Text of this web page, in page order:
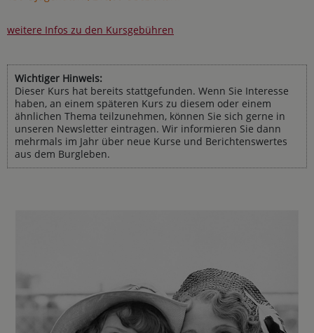
weitere Infos zu den Kursgebühren
Wichtiger Hinweis:
Dieser Kurs hat bereits stattgefunden. Wenn Sie Interesse
haben, an einem späteren Kurs zu diesem oder einem
ähnlichen Thema teilzunehmen, können Sie sich gerne in
unseren Newsletter eintragen. Wir informieren Sie dann
mehrmals im Jahr über neue Kurse und Berichtenswertes
aus dem Burgleben.